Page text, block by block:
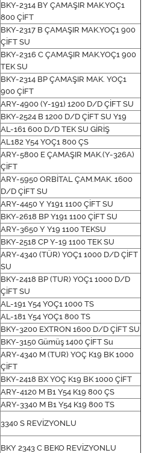
BKY-2314 BY ÇAMAŞIR MAK.YOÇ1
800 ÇİFT
BKY-2317 B ÇAMAŞIR MAK.YOÇ1 900
ÇİFT SU
BKY-2316 C ÇAMAŞIR MAK.YOÇ1 900
TEK SU
BKY-2314 BP ÇAMAŞIR MAK. YOÇ1
900 ÇİFT
ARY-4900 (Y-191) 1200 D/D ÇİFT SU
BKY-2524 B 1200 D/D ÇİFT SU Y19
AL-161 600 D/D TEK SU GİRİŞ
AL182 Y54 YOÇ1 800 ÇS
ARY-5800 E ÇAMAŞIR MAK.(Y-326A)
ÇİFT
ARY-5950 ORBİTAL ÇAM.MAK. 1600
D/D ÇİFT SU
ARY-4450 Y Y191 1100 ÇİFT SU
BKY-2618 BP Y191 1100 ÇİFT SU
ARY-3650 Y Y19 1100 TEKSU
BKY-2518 CP Y-19 1100 TEK SU
ARY-4340 (TÜR) YOÇ1 1000 D/D ÇİFT
SU
BKY-2418 BP (TUR) YOÇ1 1000 D/D
ÇİFT SU
AL-191 Y54 YOÇ1 1000 TS
AL-181 Y54 YOÇ1 800 TS
BKY-3200 EXTRON 1600 D/D ÇİFT SU
BKY-3150 Gümüş 1400 ÇİFT Su
ARY-4340 M (TUR) YOÇ K19 BK 1000
ÇİFT
BKY-2418 BX YOÇ K19 BK 1000 ÇİFT
ARY-4120 M B1 Y54 K19 800 ÇS
ARY-3340 M B1 Y54 K19 800 TS
3340 S REVİZYONLU
BKY 2343 C BEKO REVİZYONLU